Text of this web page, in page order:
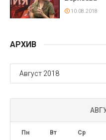
10.08.2018
АРХИВ
АРХИВ
Пн Вт Ср